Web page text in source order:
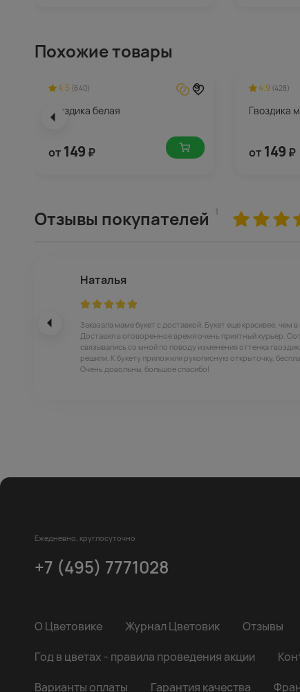
Похожие товары
4.5 (640) 9
Гвоздика белая
от 149 ₽
4.9 (428)
Гвоздика
от 149 ₽
Отзывы покупателей 1
Наталья
Заказала маме букет с доставкой. Букет еще красивее, чем в
Доставил в оговоренное время очень приятный курьер.
связывались со мной по поводу изменения оттенка
решили. К букету приложили рукописную открыточку,
Очень довольны, большое спасибо!
Ежедневно, круглосуточно
+7 (495) 7771028
О Цветовике Журнал Цветовик Отзывы
Год в цветах - правила проведения акции
Варианты оплаты
Гарантия качества